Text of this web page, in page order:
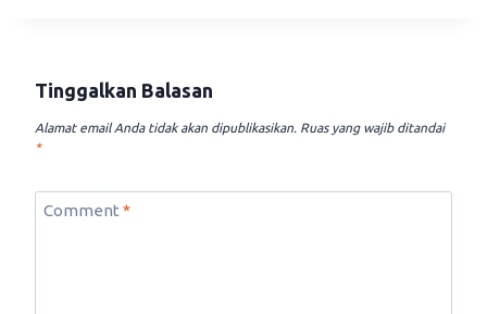
Tinggalkan Balasan
Alamat email Anda tidak akan dipublikasikan. Ruas yang wajib ditandai
*
Comment *